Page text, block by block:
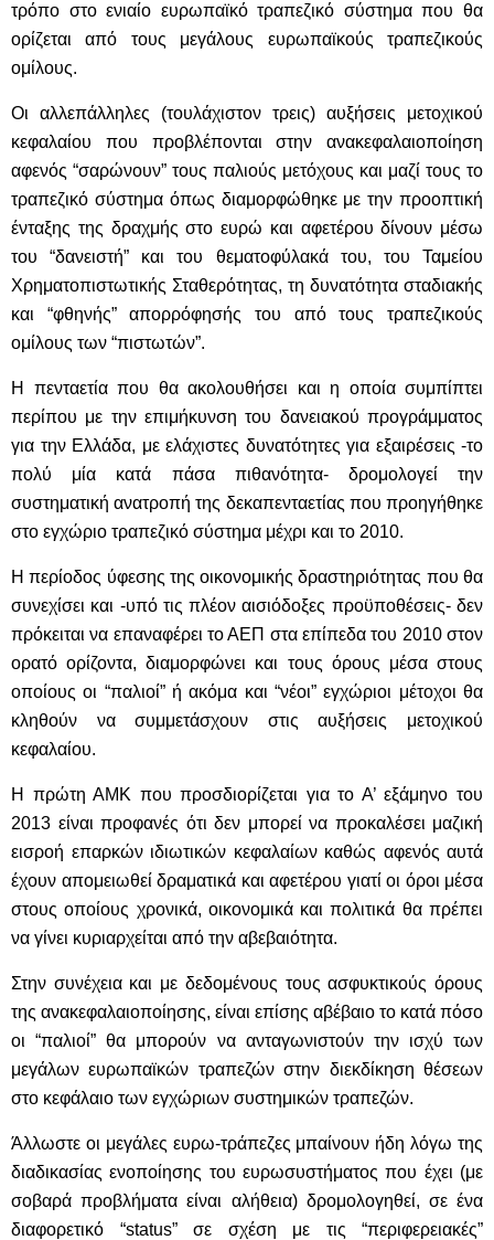
τρόπο στο ενιαίο ευρωπαϊκό τραπεζικό σύστημα που θα
ορίζεται από τους μεγάλους ευρωπαϊκούς τραπεζικούς
ομίλους.
Οι αλλεπάλληλες (τουλάχιστον τρεις) αυξήσεις μετοχικού
κεφαλαίου που προβλέπονται στην ανακεφαλαιοποίηση
αφενός “σαρώνουν” τους παλιούς μετόχους και μαζί τους το
τραπεζικό σύστημα όπως διαμορφώθηκε με την προοπτική
ένταξης της δραχμής στο ευρώ και αφετέρου δίνουν μέσω
του “δανειστή” και του θεματοφύλακά του, του Ταμείου
Χρηματοπιστωτικής Σταθερότητας, τη δυνατότητα σταδιακής
και “φθηνής” απορρόφησής του από τους τραπεζικούς
ομίλους των “πιστωτών”.
Η πενταετία που θα ακολουθήσει και η οποία συμπίπτει
περίπου με την επιμήκυνση του δανειακού προγράμματος
για την Ελλάδα, με ελάχιστες δυνατότητες για εξαιρέσεις -το
πολύ μία κατά πάσα πιθανότητα- δρομολογεί την
συστηματική ανατροπή της δεκαπενταετίας που προηγήθηκε
στο εγχώριο τραπεζικό σύστημα μέχρι και το 2010.
Η περίοδος ύφεσης της οικονομικής δραστηριότητας που θα
συνεχίσει και -υπό τις πλέον αισιόδοξες προϋποθέσεις- δεν
πρόκειται να επαναφέρει το ΑΕΠ στα επίπεδα του 2010 στον
ορατό ορίζοντα, διαμορφώνει και τους όρους μέσα στους
οποίους οι “παλιοί” ή ακόμα και “νέοι” εγχώριοι μέτοχοι θα
κληθούν να συμμετάσχουν στις αυξήσεις μετοχικού
κεφαλαίου.
Η πρώτη ΑΜΚ που προσδιορίζεται για το Α’ εξάμηνο του
2013 είναι προφανές ότι δεν μπορεί να προκαλέσει μαζική
εισροή επαρκών ιδιωτικών κεφαλαίων καθώς αφενός αυτά
έχουν απομειωθεί δραματικά και αφετέρου γιατί οι όροι μέσα
στους οποίους χρονικά, οικονομικά και πολιτικά θα πρέπει
να γίνει κυριαρχείται από την αβεβαιότητα.
Στην συνέχεια και με δεδομένους τους ασφυκτικούς όρους
της ανακεφαλαιοποίησης, είναι επίσης αβέβαιο το κατά πόσο
οι “παλιοί” θα μπορούν να ανταγωνιστούν την ισχύ των
μεγάλων ευρωπαϊκών τραπεζών στην διεκδίκηση θέσεων
στο κεφάλαιο των εγχώριων συστημικών τραπεζών.
Άλλωστε οι μεγάλες ευρω-τράπεζες μπαίνουν ήδη λόγω της
διαδικασίας ενοποίησης του ευρωσυστήματος που έχει (με
σοβαρά προβλήματα είναι αλήθεια) δρομολογηθεί, σε ένα
διαφορετικό “status” σε σχέση με τις “περιφερειακές”